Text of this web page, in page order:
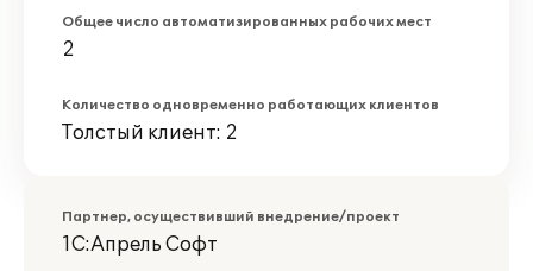
Общее число автоматизированных рабочих мест
2
Количество одновременно работающих клиентов
Толстый клиент: 2
Партнер, осуществивший внедрение/проект
1С:Апрель Софт